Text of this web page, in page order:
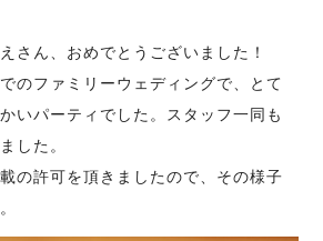
さん、おめでとうございました！
のファミリーウェディングで、とて
いパーティでした。スタッフ一同も
した。
の許可を頂きましたので、その様子